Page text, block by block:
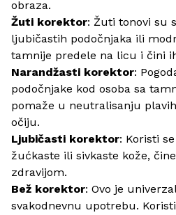
obraza.
Žuti korektor: Žuti tonovi su
ljubičastih podočnjaka ili
tamnije predele na licu i čini
Narandžasti korektor:
podočnjake kod osoba sa
pomaže u neutralisanju
očiju.
Ljubičasti korektor: Koristi
žućkaste ili sivkaste kože,
zdravijom.
Bež korektor: Ovo je
svakodnevnu upotrebu.